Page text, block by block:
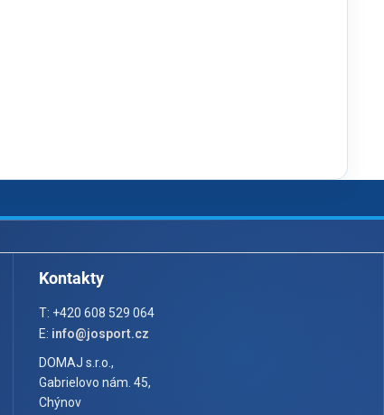
Kontakty
T: +420 608 529 064
E: info@josport.cz
DOMAJ s.r.o.,
Gabrielovo nám. 45,
Chýnov